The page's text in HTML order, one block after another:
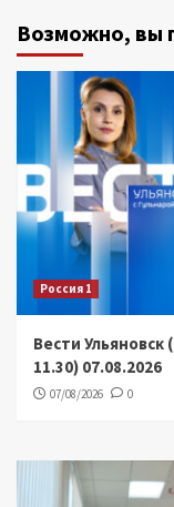
Возможно, вы
Россия 1
Вести Ульяновск
11.30) 07.08.2026
07/08/2026 0